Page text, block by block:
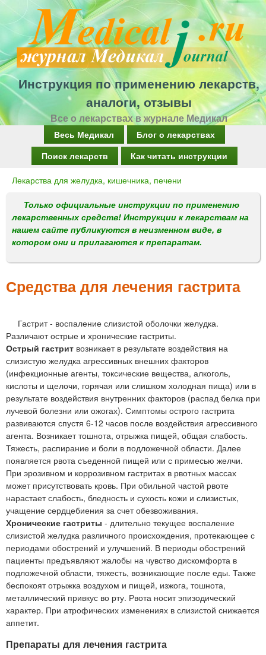
Перейти
к
основному
содержанию
Инструкция по применению лекарств,
аналоги, отзывы
Все о лекарствах в журнале Медикал
о
е
м
е
Весь Медикал
Блог о лекарствах
Поиск лекарств
Как читать инструкции
Вы
здесь
Лекарства для желудка, кишечника, печени
Только официальные инструкции по применению
лекарственных средств! Инструкции к лекарствам на
нашем сайте публикуются в неизменном виде, в
котором они и прилагаются к препаратам.
Средства для лечения гастрита
Гастрит - воспаление слизистой оболочки желудка.
Различают острые и хронические гастриты.
Острый гастрит возникает в результате воздействия на
слизистую желудка агрессивных внешних факторов
(инфекционные агенты, токсические вещества, алкоголь,
кислоты и щелочи, горячая или слишком холодная пища) или в
результате воздействия внутренних факторов (распад белка при
лучевой болезни или ожогах). Симптомы острого гастрита
развиваются спустя 6-12 часов после воздействия агрессивного
агента. Возникает тошнота, отрыжка пищей, общая слабость.
Тяжесть, распирание и боли в подложечной области. Далее
появляется рвота съеденной пищей или с примесью желчи.
При эрозивном и коррозивном гастритах в рвотных массах
может присутствовать кровь. При обильной частой рвоте
нарастает слабость, бледность и сухость кожи и слизистых,
учащение сердцебиения за счет обезвоживания.
Хронические гастриты - длительно текущее воспаление
слизистой желудка различного происхождения, протекающее с
периодами обострений и улучшений. В периоды обострений
пациенты предъявляют жалобы на чувство дискомфорта в
подложечной области, тяжесть, возникающие после еды. Также
беспокоят отрыжка воздухом и пищей, изжога, тошнота,
металлический привкус во рту. Рвота носит эпизодический
характер. При атрофических изменениях в слизистой снижается
аппетит.
Препараты для лечения гастрита